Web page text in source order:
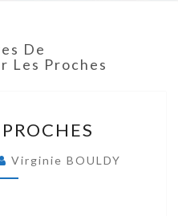
De
Les Proches
Virginie BOULDY